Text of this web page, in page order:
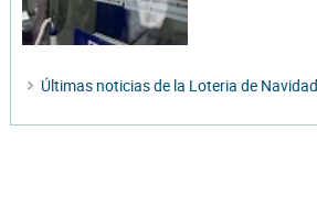
Últimas noticias de la Loteria de Navidad